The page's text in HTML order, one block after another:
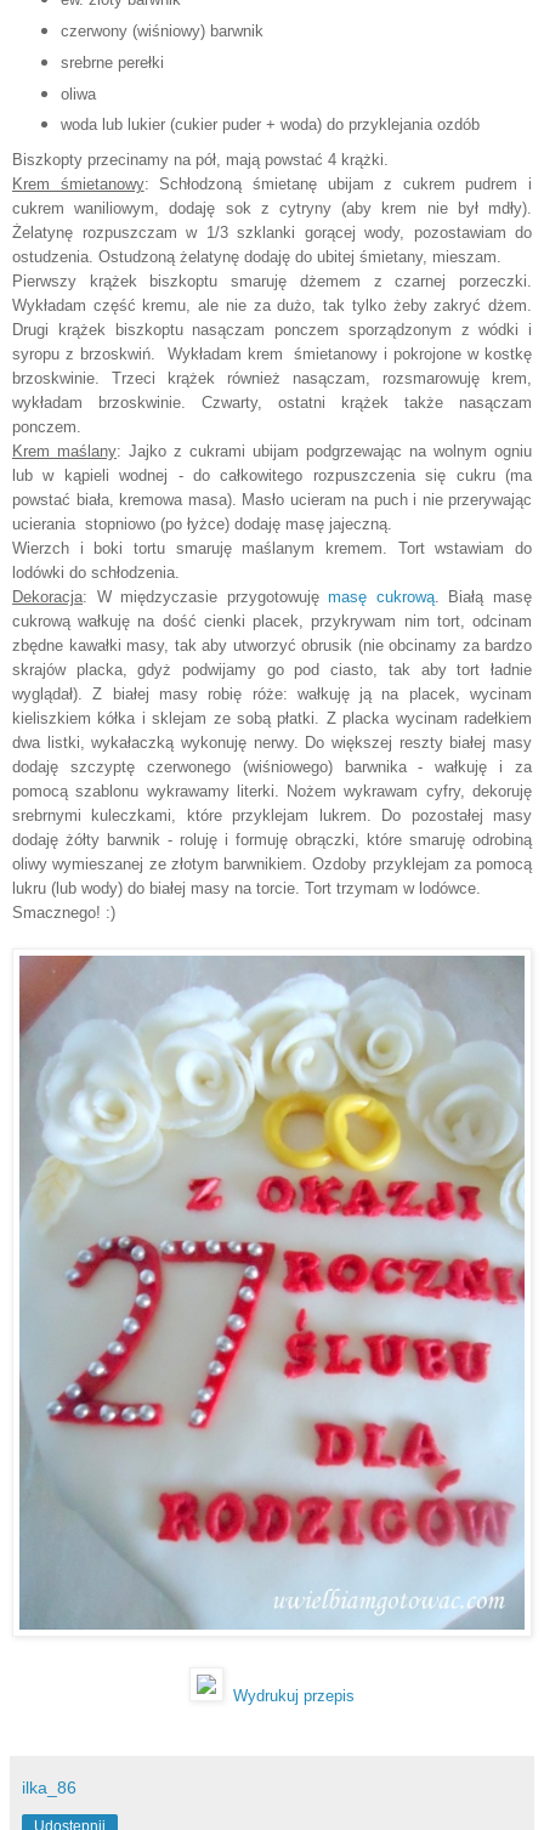
czerwony (wiśniowy) barwnik
srebrne perełki
oliwa
woda lub lukier (cukier puder + woda) do przyklejania ozdób
Biszkopty przecinamy na pół, mają powstać 4 krążki.
Krem śmietanowy: Schłodzoną śmietanę ubijam z cukrem pudrem i
cukrem waniliowym, dodaję sok z cytryny (aby krem nie był mdły).
Żelatynę rozpuszczam w 1/3 szklanki gorącej wody, pozostawiam do
ostudzenia. Ostudzoną żelatynę dodaję do ubitej śmietany, mieszam.
Pierwszy krążek biszkoptu smaruję dżemem z czarnej porzeczki.
Wykładam część kremu, ale nie za dużo, tak tylko żeby zakryć dżem.
Drugi krążek biszkoptu nasączam ponczem sporządzonym z wódki i
syropu z brzoskwiń. Wykładam krem śmietanowy i pokrojone w kostkę
brzoskwinie. Trzeci krążek również nasączam, rozsmarowuję krem,
wykładam brzoskwinie. Czwarty, ostatni krążek także nasączam
ponczem.
Krem maślany: Jajko z cukrami ubijam podgrzewając na wolnym ogniu
lub w kąpieli wodnej - do całkowitego rozpuszczenia się cukru (ma
powstać biała, kremowa masa). Masło ucieram na puch i nie przerywając
ucierania stopniowo (po łyżce) dodaję masę jajeczną.
Wierzch i boki tortu smarujęmaślanym kremem. Tort wstawiam do
lodówki do schłodzenia.
Dekoracja: W międzyczasie przygotowuję masę cukrową. Białą masę
cukrową wałkuję na dość cienki placek, przykrywam nim tort, odcinam
zbędne kawałki masy, tak aby utworzyć obrusik (nie obcinamy za bardzo
skrajów placka, gdyż podwijamy go pod ciasto, tak aby tort ładnie
wyglądał). Z białej masy robię róże: wałkujęją na placek, wycinam
kieliszkiem kółka i sklejam ze sobą płatki. Z placka wycinam radełkiem
dwa listki, wykałaczką wykonuję nerwy. Do większej reszty białej masy
dodaję szczyptę czerwonego (wiśniowego) barwnika - wałkuję i za
pomocą szablonu wykrawamy literki. Nożem wykrawam cyfry, dekoruję
srebrnymi kuleczkami, które przyklejam lukrem. Do pozostałej masy
dodaję żółty barwnik - roluję i formuję obrączki, które smaruję odrobiną
oliwy wymieszanej ze złotym barwnikiem. Ozdoby przyklejam za pomocą
lukru (lub wody) do białej masy na torcie. Tort trzymam w lodówce.
Smacznego! :)
Wydrukuj przepis
ilka_86
Udostępnij